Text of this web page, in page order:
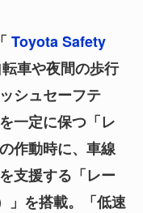
Toyota Safety
車や夜間の歩行
シュセーフテ
一定に保つ「レ
作動時に、車線
支援する「レー
」を搭載。「低速